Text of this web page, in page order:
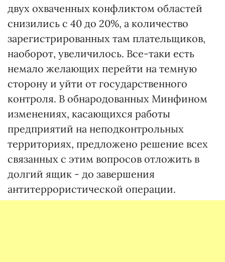
двух охваченных конфликтом областей
снизились с 40 до 20%, а количество
зарегистрированных там плательщиков,
наоборот, увеличилось. Все-таки есть
немало желающих перейти на темную
сторону и уйти от государственного
контроля. В обнародованных Минфином
изменениях, касающихся работы
предприятий на неподконтрольных
территориях, предложено решение всех
связанных с этим вопросов отложить в
долгий ящик - до завершения
антитеррористической операции.